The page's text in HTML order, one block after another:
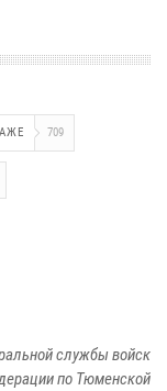
709
службы войск
по Тюменской